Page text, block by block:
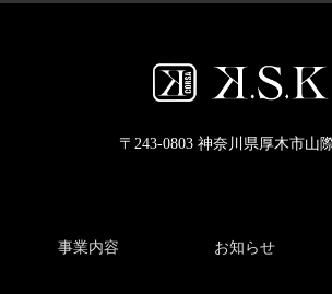
〒243-0803 神奈川県厚木市山
事業内容 お知らせ